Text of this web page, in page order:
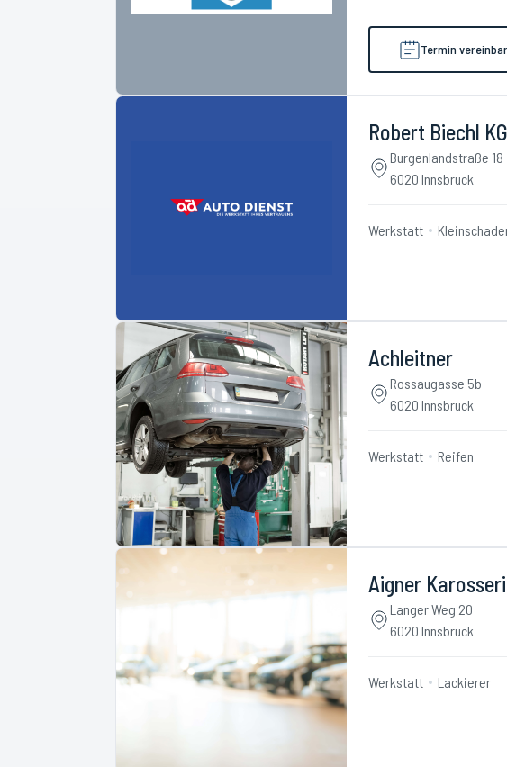
Termin
Robert Biechl
Burgenlandstraße 18
6020 Innsbruck
Werkstatt
Achleitner
Rossaugasse 5b
6020 Innsbruck
Werkstatt Reifen
Aigner
Langer Weg 20
6020 Innsbruck
Werkstatt Lackierer